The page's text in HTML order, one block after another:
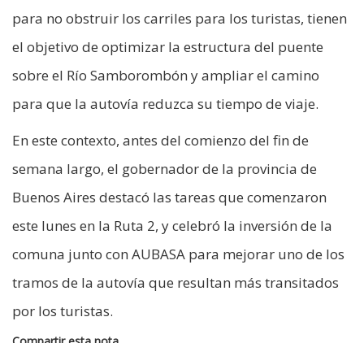
para no obstruir los carriles para los turistas, tienen
el objetivo de optimizar la estructura del puente
sobre el Río Samborombón y ampliar el camino
para que la autovía reduzca su tiempo de viaje.
En este contexto, antes del comienzo del fin de
semana largo, el gobernador de la provincia de
Buenos Aires destacó las tareas que comenzaron
este lunes en la Ruta 2, y celebró la inversión de la
comuna junto con AUBASA para mejorar uno de los
tramos de la autovía que resultan más transitados
por los turistas.